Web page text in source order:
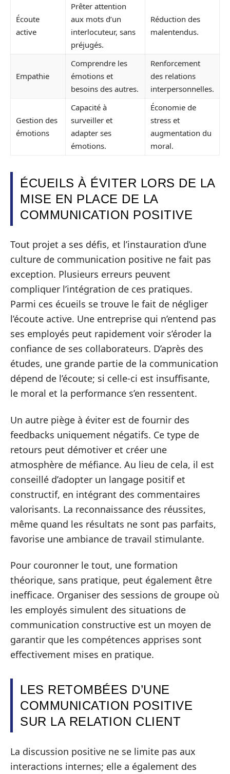
Écoute
active
Prêter attention
aux mots d’un
interlocuteur, sans
préjugés.
Réduction des
malentendus.
Empathie
Comprendre les
émotions et
besoins des autres.
Renforcement
des relations
interpersonnelles.
Gestion des
émotions
Capacité à
surveiller et
adapter ses
émotions.
Économie de
stress et
augmentation du
moral.
ÉCUEILS À ÉVITER LORS DE LA
MISE EN PLACE DE LA
COMMUNICATION POSITIVE
Tout projet a ses défis, et l’instauration d’une
culture de communication positive ne fait pas
exception. Plusieurs erreurs peuvent
compliquer l’intégration de ces pratiques.
Parmi ces écueils se trouve le fait de négliger
l’écoute active. Une entreprise qui n’entend pas
ses employés peut rapidement voir s’éroder la
confiance de ses collaborateurs. D’après des
études, une grande partie de la communication
dépend de l’écoute; si celle-ci est insuffisante,
le moral et la performance s’en ressentent.
Un autre piège à éviter est de fournir des
feedbacks uniquement négatifs. Ce type de
retours peut démotiver et créer une
atmosphère de méfiance. Au lieu de cela, il est
conseillé d’adopter un langage positif et
constructif, en intégrant des commentaires
valorisants. La reconnaissance des réussites,
même quand les résultats ne sont pas parfaits,
favorise une ambiance de travail stimulante.
Pour couronner le tout, une formation
théorique, sans pratique, peut également être
inefficace. Organiser des sessions de groupe où
les employés simulent des situations de
communication constructive est un moyen de
garantir que les compétences apprises sont
effectivement mises en pratique.
LES RETOMBÉES D’UNE
COMMUNICATION POSITIVE
SUR LA RELATION CLIENT
La discussion positive ne se limite pas aux
interactions internes; elle a également des